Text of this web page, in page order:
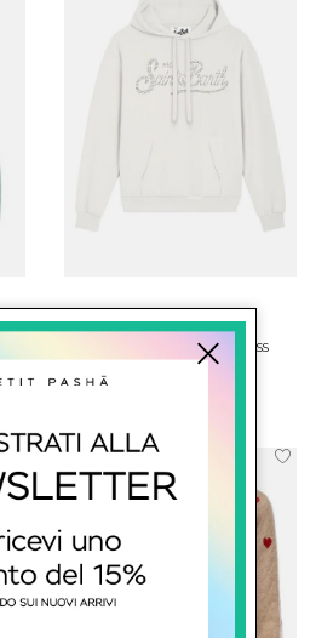
saint barth
Felpa Donna Con Strass